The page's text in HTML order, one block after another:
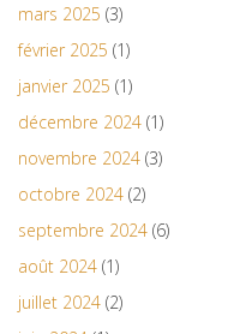
mars 2025 (3)
février 2025 (1)
janvier 2025 (1)
décembre 2024 (1)
novembre 2024 (3)
octobre 2024 (2)
septembre 2024 (6)
août 2024 (1)
juillet 2024 (2)